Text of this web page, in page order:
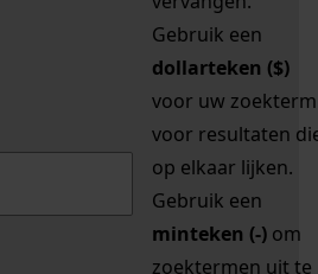
Gebruik een
dollarteken ($)
voor uw zoekterm
voor resultaten
op elkaar lijken.
Gebruik een
minteken (-) om
zoektermen uit te